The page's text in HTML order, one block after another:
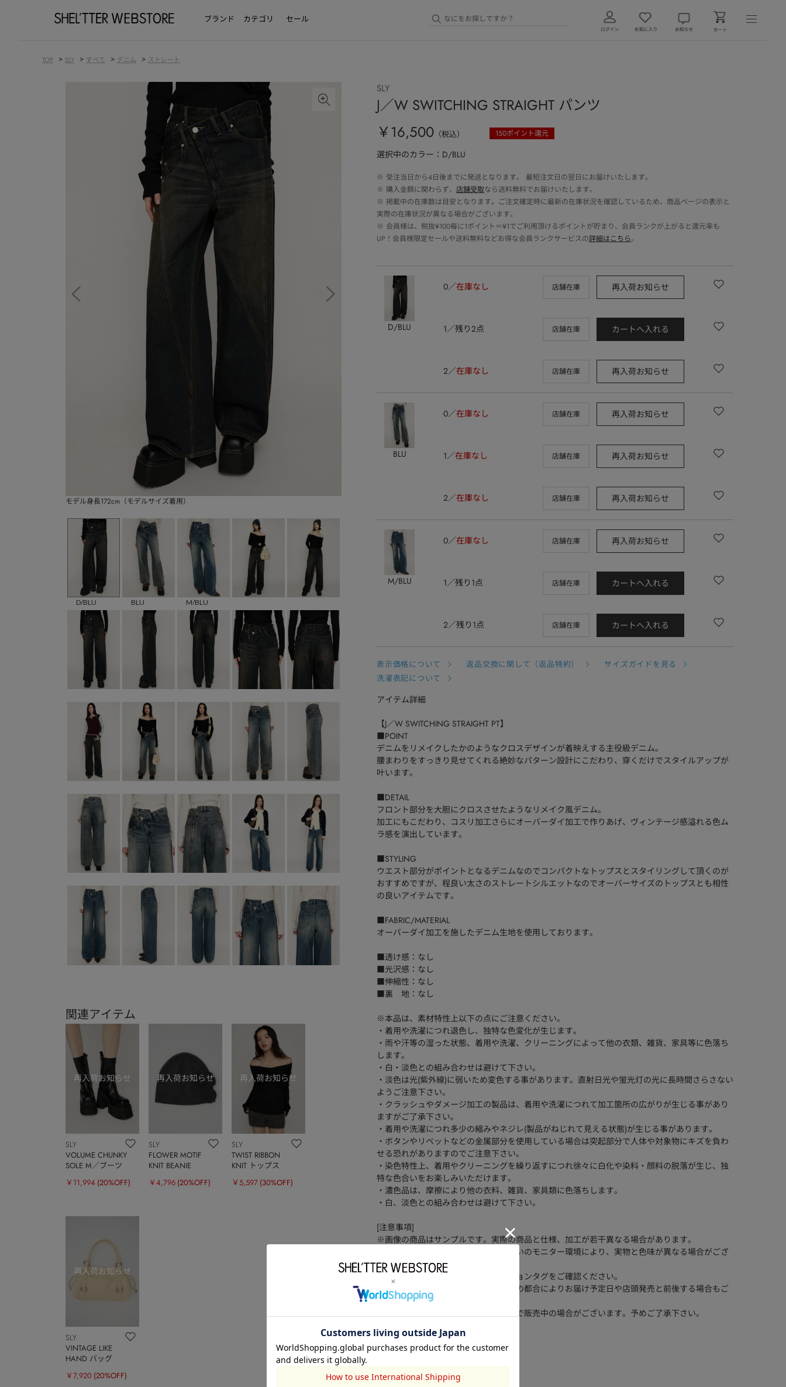
ブランド カテゴリ セール
TOP > SLY > すべて > デニム > ストレート
モデル身長172cm（モデルサイズ着用）
D/BLU BLU M/BLU
関連アイテム
SLY
VOLUME CHUNKY
SOLE M／ブーツ
￥11,994 (20%OFF)
SLY
FLOWER MOTIF
KNIT BEANIE
￥4,796 (20%OFF)
SLY
TWIST RIBBON
KNIT トップス
￥5,597 (30%OFF)
SLY
VINTAGE LIKE
HAND バッグ
￥7,920 (20%OFF)
SLY
J／W SWITCHING STRAIGHT パンツ
￥16,500 （税込） 150ポイント還元
選択中のカラー：D/BLU
※ 受注当日から4日後までに発送となります。 最短注文日の翌日にお届けいたします。
※ 購入金額に関わらず、 店舗受取なら送料無料でお届けいたします。
※ 掲載中の在庫数は目安となります。ご注文確定時に最新の在庫状況を確認しているため、商品ページの表示と
実際の在庫状況が異なる場合がございます。
※ 会員様は、税抜¥100毎に1ポイント＝¥1でご利用頂けるポイントが貯まり、会員ランクが上がると還元率も
UP！会員様限定セールや送料無料などお得な会員ランクサービスの詳細はこちら。
D/BLU
0 在庫なし 店舗在庫 再入荷お知らせ
1 残り2点 店舗在庫 カートへ入れる
2 在庫なし 店舗在庫 再入荷お知らせ
BLU
0 在庫なし 店舗在庫 再入荷お知らせ
1 在庫なし 店舗在庫 再入荷お知らせ
2 在庫なし 店舗在庫 再入荷お知らせ
M/BLU
0 在庫なし 店舗在庫 再入荷お知らせ
1 残り1点 店舗在庫 カートへ入れる
2 残り1点 店舗在庫 カートへ入れる
表示価格について 返品交換に関して（返品特約）
サイズガイドを見る
洗濯表記について
アイテム詳細
【J／W SWITCHING STRAIGHT PT】
■POINT
デニムをリメイクしたかのようなクロスデザインが着映えする主役級デニム。
腰まわりをすっきり見せてくれる絶妙なパターン設計にこだわり、穿くだけでスタイルアップが
叶います。
■DETAIL
フロント部分を大胆にクロスさせたようなリメイク風デニム。
加工にもこだわり、コスリ加工さらにオーバーダイ加工で作りあげ、ヴィンテージ感溢れる色ム
ラ感を演出しています。
■STYLING
ウエスト部分がポイントとなるデニムなのでコンパクトなトップスとスタイリングして頂くのが
おすすめですが、程良い太さのストレートシルエットなのでオーバーサイズのトップスとも相性
の良いアイテムです。
■FABRIC/MATERIAL
オーバーダイ加工を施したデニム生地を使用しております。
■透け感：なし
■光沢感：なし
■伸縮性：なし
■裏 地：なし
※本品は、素材特性上以下の点にご注意ください。
・着用や洗濯につれ退色し、独特な色変化が生じます。
・雨や汗等の湿った状態、着用や洗濯、クリーニングによって他の衣類、雑貨、家具等に色落ち
します。
・白・淡色との組み合わせは避けて下さい。
・淡色は光(紫外線)に弱いため変色する事があります。直射日光や蛍光灯の光に長時間さらさない
ようご注意下さい。
・クラッシュやダメージ加工の製品は、着用や洗濯につれて加工箇所の広がりが生じる事があり
ますがご了承下さい。
・着用や洗濯につれ多少の縮みやネジレ(製品がねじれて見える状態)が生じる事があります。
・ボタンやリベットなどの金属部分を使用している場合は突起部分で人体や対象物にキズを負わ
せる恐れがありますのでご注意下さい。
・染色特性上、着用やクリーニングを繰り返すにつれ徐々に白化や染料・顔料の脱落が生じ、独
特な色合いをお楽しみいただけます。
・濃色品は、摩擦により他の衣料、雑貨、家具類に色落ちします。
・白、淡色との組み合わせは避けて下さい。
[注意事項]
※画像の商品はサンプルです。実際の商品と仕様、加工が若干異なる場合があります。
※画像の商品は光の照射や角度、お使いのモニター環境により、実物と色味が異なる場合がござ
います。
※着用、お取り扱いの際は、アテンションタグをご確認ください。
※一部予約商品につきましては生産上の都合によりお届け予定日や店頭発売と前後する場合もご
ざいます。
※追加生産商品は、一部の店舗、通販で販売中の場合がございます。予めご了承下さい。